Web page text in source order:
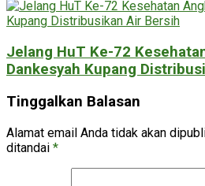
Jelang HuT Ke-72
Dankesyah Kupang
Tinggalkan Balasan
Alamat email Anda tidak akan
ditandai *